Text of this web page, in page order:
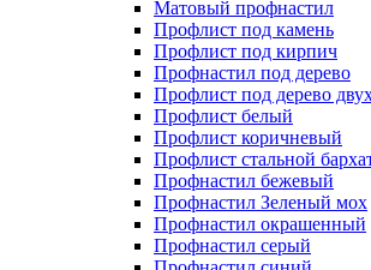
Матовый профнастил
Профлист под камень
Профлист под кирпич
Профнастил под дерево
Профлист под дерево
Профлист белый
Профлист коричневый
Профлист стальной
Профнастил бежевый
Профнастил Зеленый мох
Профнастил окрашенный
Профнастил серый